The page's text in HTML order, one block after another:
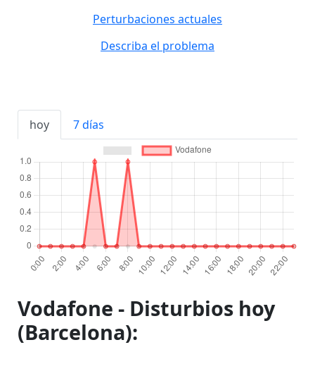
Perturbaciones actuales
Describa el problema
hoy 7 días
Vodafone - Disturbios hoy
(Barcelona):